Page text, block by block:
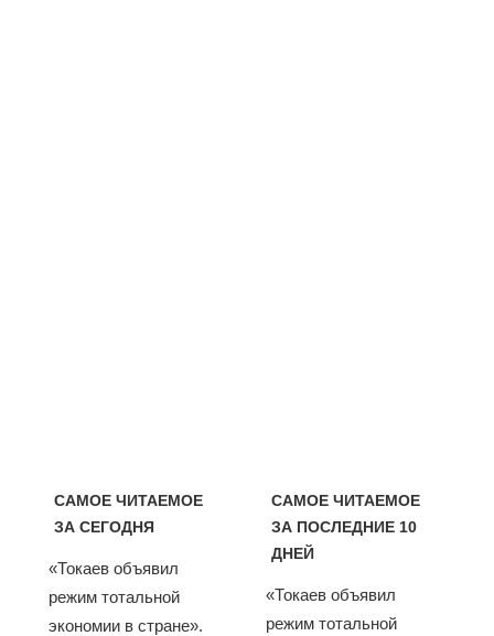
САМОЕ ЧИТАЕМОЕ
ЗА СЕГОДНЯ
«Токаев объявил
режим тотальной
экономии в стране».
САМОЕ ЧИТАЕМОЕ
ЗА ПОСЛЕДНИЕ 10
ДНЕЙ
«Токаев объявил
режим тотальной